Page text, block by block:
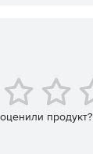
продукт?